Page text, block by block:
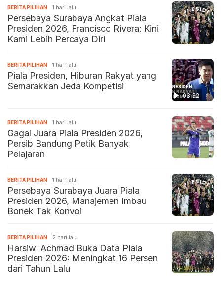
BERITA PILIHAN 1 hari lalu
Persebaya Surabaya Angkat Piala
Presiden 2026, Francisco Rivera: Kini
Kami Lebih Percaya Diri
03:32
BERITA PILIHAN 1 hari lalu
Piala Presiden, Hiburan Rakyat yang
Semarakkan Jeda Kompetisi
BERITA PILIHAN 1 hari lalu
Gagal Juara Piala Presiden 2026,
Persib Bandung Petik Banyak
Pelajaran
BERITA PILIHAN 1 hari lalu
Persebaya Surabaya Juara Piala
Presiden 2026, Manajemen Imbau
Bonek Tak Konvoi
BERITA PILIHAN 2 hari lalu
Harsiwi Achmad Buka Data Piala
Presiden 2026: Meningkat 16 Persen
dari Tahun Lalu